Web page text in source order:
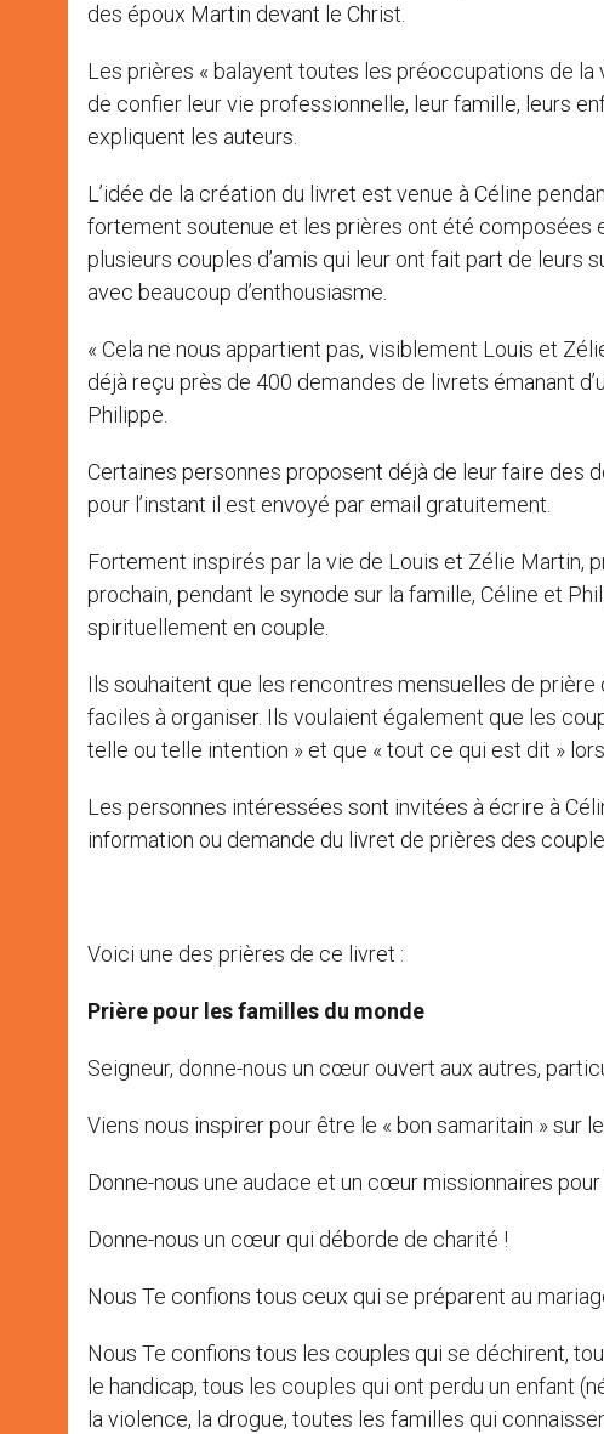
des époux Martin devant le Christ.
Les prières « balayent toutes les préoccupations de la
de confier leur vie professionnelle, leur famille, leurs
expliquent les auteurs.
L’idée de la création du livret est venue à Céline
fortement soutenue et les prières ont été composées
plusieurs couples d’amis qui leur ont fait part de leurs
avec beaucoup d’enthousiasme.
« Cela ne nous appartient pas, visiblement Louis et
déjà reçu près de 400 demandes de livrets émanant
Philippe.
Certaines personnes proposent déjà de leur faire des
pour l’instant il est envoyé par email gratuitement.
Fortement inspirés par la vie de Louis et Zélie Martin,
prochain, pendant le synode sur la famille, Céline et
spirituellement en couple.
Ils souhaitent que les rencontres mensuelles de
faciles à organiser. Ils voulaient également que les
telle ou telle intention » et que « tout ce qui est dit »
Les personnes intéressées sont invitées à écrire à
information ou demande du livret de prières des
Voici une des prières de ce livret :
Prière pour les familles du monde
Seigneur, donne-nous un cœur ouvert aux autres,
Viens nous inspirer pour être le « bon samaritain » sur
Donne-nous une audace et un cœur missionnaires pour
Donne-nous un cœur qui déborde de charité !
Nous Te confions tous ceux qui se préparent au
Nous Te confions tous les couples qui se déchirent,
le handicap, tous les couples qui ont perdu un enfant
la violence, la drogue, toutes les familles qui